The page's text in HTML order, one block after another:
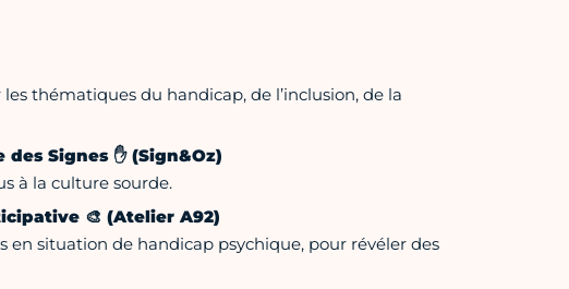
thématiques du handicap, de l’inclusion, de la
Signes ✋ (Sign&Oz)
à la culture sourde.
🎨 (Atelier A92)
en situation de handicap psychique, pour révéler des